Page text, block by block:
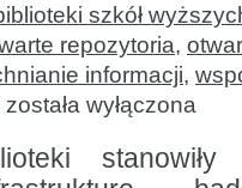
szkół
repozytoria,
informacji,
Biblioteki
jako
e-
infrastruktury:
została wyłączona